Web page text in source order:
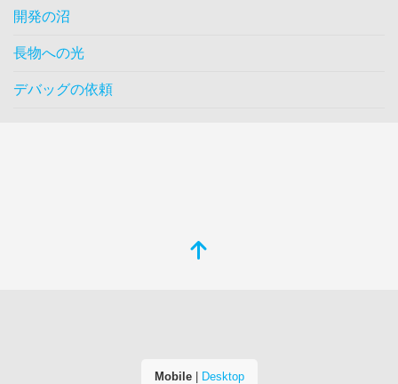
開発の沼
長物への光
デバッグの依頼
Mobile| Desktop